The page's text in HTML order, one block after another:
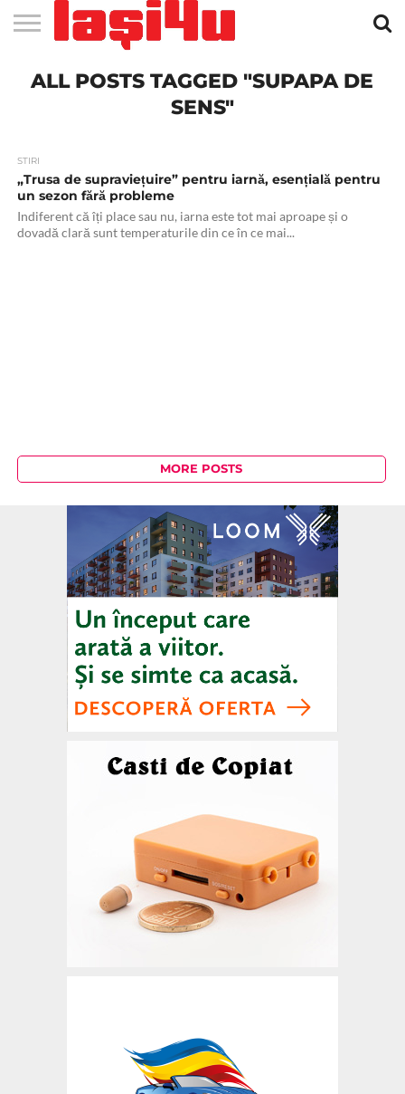
STIRI
APARTAMENTE
NOI IASI
STIRI
IASI
JOBS
IN
FILME
LA
CLUBURI /
DISCOTECI
BARURI /
CAFENELE
SALI DE
FORTA
SALOANE DE
INFRUMUSETARE
AGENTII
DE
RESTAURANTE
IN IASI
PIZZA
IN
PISCINA
IN IASI
FLORARII
RADIO
LIVE
SPALATORII
AUTO
TRACTARI
AUTO
TAXI
IN
CINEMA
TEATRU
HOTELURI
/
TEREN
SPORTIV
TEREN
TENIS
FARMACII
NON
COFFEE-
TO-GO
FIRME DE
PUBLICITATE
RENT
A
ALL POSTS TAGGED "SUPAPA DE
SENS"
STIRI
„Trusa de supraviețuire” pentru iarnă, esențială pentru
un sezon fără probleme
Indiferent că îți place sau nu, iarna este tot mai aproape și o
dovadă clară sunt temperaturile din ce în ce mai...
MORE POSTS